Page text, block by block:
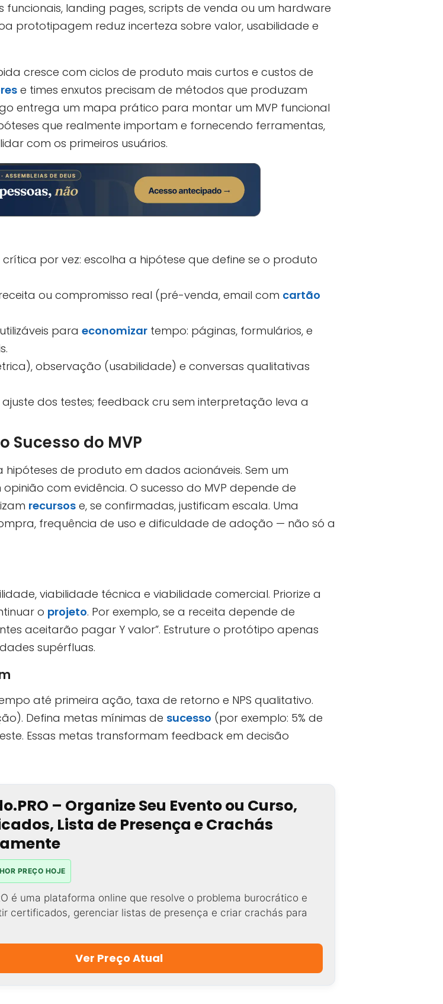
funcionais, landing pages, scripts de venda ou um hardware
prototipagem reduz incerteza sobre valor, usabilidade e
cresce com ciclos de produto mais curtos e custos de
e times enxutos precisam de métodos que produzam
entrega um mapa prático para montar um MVP funcional
que realmente importam e fornecendo ferramentas,
com os primeiros usuários.
por vez: escolha a hipótese que define se o produto
ou compromisso real (pré-venda, email com cartão
para economizar tempo: páginas, formulários, e
observação (usabilidade) e conversas qualitativas
dos testes; feedback cru sem interpretação leva a
Sucesso do MVP
de produto em dados acionáveis. Sem um
com evidência. O sucesso do MVP depende de
recursos e, se confirmadas, justificam escala. Uma
frequência de uso e dificuldade de adoção — não só a
viabilidade técnica e viabilidade comercial. Priorize a
o projeto. Por exemplo, se a receita depende de
aceitarão pagar Y valor”. Estruture o protótipo apenas
supérfluas.
até primeira ação, taxa de retorno e NPS qualitativo.
Defina metas mínimas de sucesso (por exemplo: 5% de
Essas metas transformam feedback em decisão
– Organize Seu Evento ou Curso,
Lista de Presença e Crachás
PREÇO HOJE
é uma plataforma online que resolve o problema burocrático e
certificados, gerenciar listas de presença e criar crachás para
Ver Preço Atual